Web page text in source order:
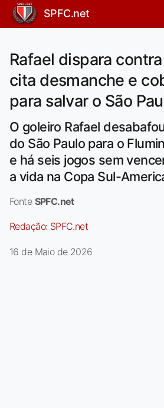
SPFC.net
Rafael dispara
cita desmanche e
para salvar o São
O goleiro Rafael
do São Paulo para o
e há seis jogos sem
a vida na Copa Sul-
Fonte SPFC.net
Redação: SPFC.net
16 de Maio de 2026